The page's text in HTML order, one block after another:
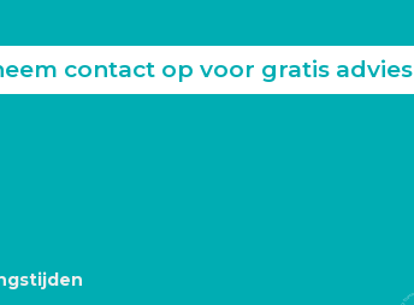
contact op voor gratis advies